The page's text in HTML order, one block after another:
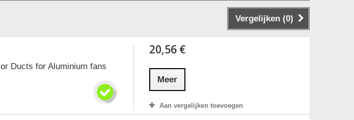
Vergelijken (0)
Ducts for Aluminium fans
20,56 €
Meer
Aan vergelijken toevoegen